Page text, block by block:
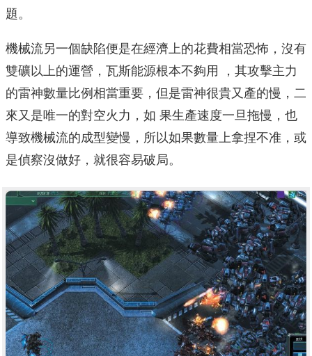
題。
機械流另一個缺陷便是在經濟上的花費相當恐怖，沒有
雙礦以上的運營，瓦斯能源根本不夠用 ，其攻擊主力
的雷神數量比例相當重要，但是雷神很貴又產的慢，二
來又是唯一的對空火力，如 果生產速度一旦拖慢，也
導致機械流的成型變慢，所以如果數量上拿捏不准，或
是偵察沒做好，就很容易破局。